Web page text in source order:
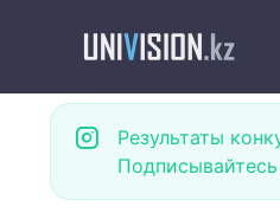
Результаты